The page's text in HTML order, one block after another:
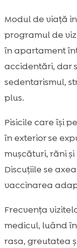
Modul de viață
programul de
în apartament
accidentări, dar
sedentarismul,
plus.
Pisicile care își
în exterior se
mușcături, răni
Discuțiile se
vaccinarea
Frecvența
medicul, luând
rasa, greutatea